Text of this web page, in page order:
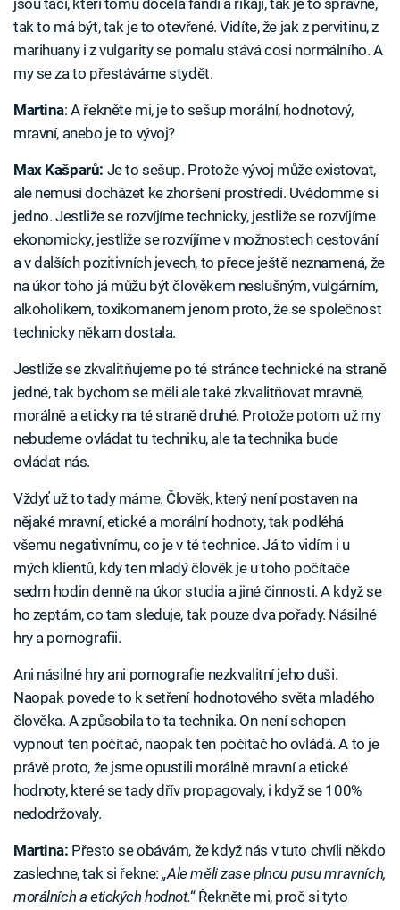
jsou tací, kteří tomu docela fandí a říkají, tak je to správné,
tak to má být, tak je to otevřené. Vidíte, že jak z pervitinu, z
marihuany i z vulgarity se pomalu stává cosi normálního. A
my se za to přestáváme stydět.
Martina: A řekněte mi, je to sešup morální, hodnotový,
mravní, anebo je to vývoj?
Max Kašparů: Je to sešup. Protože vývoj může existovat,
ale nemusí docházet ke zhoršení prostředí. Uvědomme si
jedno. Jestliže se rozvíjíme technicky, jestliže se rozvíjíme
ekonomicky, jestliže se rozvíjíme v možnostech cestování
a v dalších pozitivních jevech, to přece ještě neznamená, že
na úkor toho já můžu být člověkem neslušným, vulgárním,
alkoholikem, toxikomanem jenom proto, že se společnost
technicky někam dostala.
Jestliže se zkvalitňujeme po té stránce technické na straně
jedné, tak bychom se měli ale také zkvalitňovat mravně,
morálně a eticky na té straně druhé. Protože potom už my
nebudeme ovládat tu techniku, ale ta technika bude
ovládat nás.
Vždyť už to tady máme. Člověk, který není postaven na
nějaké mravní, etické a morální hodnoty, tak podléhá
všemu negativnímu, co je v té technice. Já to vidím i u
mých klientů, kdy ten mladý člověk je u toho počítače
sedm hodin denně na úkor studia a jiné činnosti. A když se
ho zeptám, co tam sleduje, tak pouze dva pořady. Násilné
hry a pornografii.
Ani násilné hry ani pornografie nezkvalitní jeho duši.
Naopak povede to k setření hodnotového světa mladého
člověka. A způsobila to ta technika. On není schopen
vypnout ten počítač, naopak ten počítač ho ovládá. A to je
právě proto, že jsme opustili morálně mravní a etické
hodnoty, které se tady dřív propagovaly, i když se 100%
nedodržovaly.
Martina: Přesto se obávám, že když nás v tuto chvíli někdo
zaslechne, tak si řekne:„Ale měli zase plnou pusu mravních,
morálních a etických hodnot.“ Řekněte mi, proč si tyto